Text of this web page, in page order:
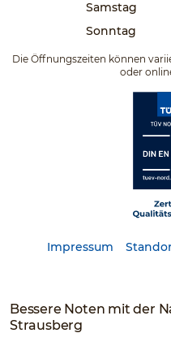
Samstag
Sonntag
Die Öffnungszeiten können
oder
Impressum
Bessere Noten mit der
Strausberg